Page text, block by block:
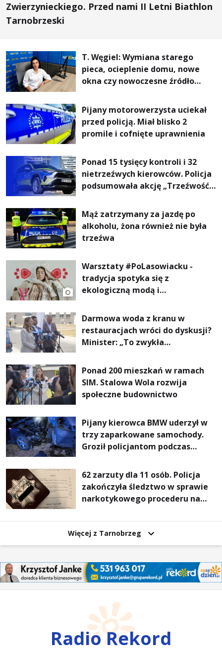
Zwierzynieckiego. Przed nami II Letni Biathlon
Tarnobrzeski
T. Węgiel: Wymiana starego
pieca, ocieplenie domu, nowe
okna czy nowoczesne źródło
rachunki za energię, lepszy
komfort życia i... czystsze
powietrze
Pijany motorowerzysta uciekał
przed policją. Miał blisko 2
promile i cofnięte uprawnienia
Ponad 15 tysięcy kontroli i 32
nietrzeźwych kierowców. Policja
podsumowała akcję „Trzeźwość”
Mąż zatrzymany za jazdę po
alkoholu, żona również nie była
trzeźwa
Warsztaty #PoLasowiacku -
tradycja spotyka się z
ekologiczną modą i
Darmowa woda z kranu w
restauracjach wróci do dyskusji?
Minister: „To zwykła
Ponad 200 mieszkań w ramach
SIM. Stalowa Wola rozwija
społeczne budownictwo
Pijany kierowca BMW uderzył w
trzy zaparkowane samochody.
Groził policjantom podczas
62 zarzuty dla 11 osób. Policja
zakończyła śledztwo w sprawie
narkotykowego procederu na
Więcej z Tarnobrzeg
Radio Rekord